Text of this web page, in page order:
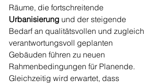
Räume, die fortschreitende
Urbanisierung und der steigende
Bedarf an qualitätsvollen und zugleich
verantwortungsvoll geplanten
Gebäuden führen zu neuen
Rahmenbedingungen für Planende.
Gleichzeitig wird erwartet, dass